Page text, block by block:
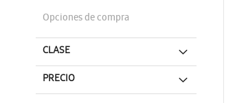
Opciones de compra
CLASE
PRECIO